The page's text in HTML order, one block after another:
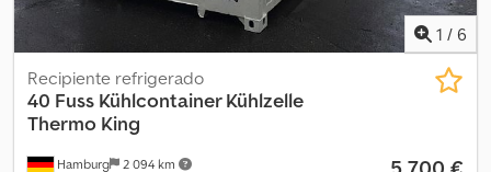
1 / 6
Hamburg 2 094 km
Recipiente refrigerado
40 Fuss Kühlcontainer Kühlzelle
Thermo King